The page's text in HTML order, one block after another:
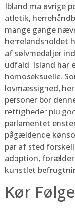
Ibland ma øvrige
atletik,
mange gange
herrelandsholdet
af sølvmedaljer
udfald. Island har
homoseksuelle.
lovmæssighed,
personer bor
rettigheder plu
parlamentet
pågældende
par af sted
adoption,
kunstlet
Kør